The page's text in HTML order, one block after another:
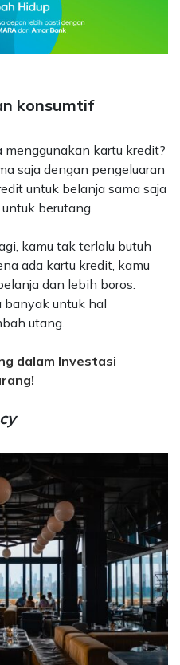
konsumtif
kartu kredit?
saja dengan pengeluaran
untuk belanja sama saja
berutang.
kamu tak terlalu butuh
ada kartu kredit, kamu
dan lebih boros.
banyak untuk hal
utang.
dalam Investasi